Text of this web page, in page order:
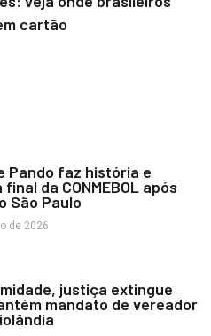
cartão
Pando faz história e
da CONMEBOL após
São Paulo
de 2026
justiça extingue
mandato de vereador